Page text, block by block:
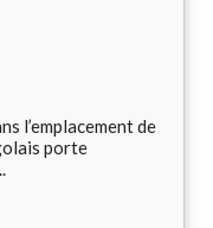
l’emplacement de
porte